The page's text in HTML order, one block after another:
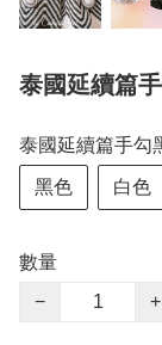
泰國延續篇
泰國延續篇手勾
黑色 白色
數量
−
+